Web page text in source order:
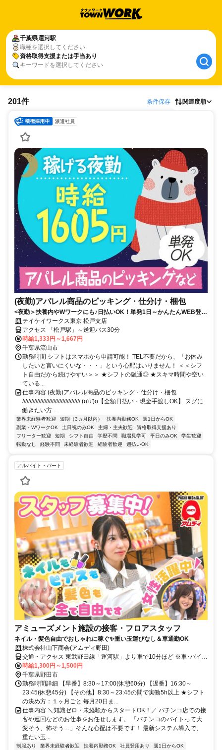
千葉県運河駅
職種を選択してください
資格取得支援または手当あり
キーワードを選択してください
201件 条件保存 関連度順
派遣社員
(夜勤)アパレル商品のピッキング・仕分け・梱包
<夜勤＞扶養内やWワークにも♪日払いOK！単発1日～かんたんWEB登録
で好きな時に働ける！
テイケイワークス東京 松戸支店
アクセス 「松戸駅」～送迎バス30分
時給1,333円～1,667円
千葉県流山市
勤務時間 シフトはスマホから申請可能！ TEL不要だから、「お休み
したいと言いにくいな・・・」という心配はいりません！ ＜＜シフ
ト自由だから続けやすい＞＞ ★シフトの融通◎ ★スキマ時間や空い
ている...
仕事内容 (夜勤)アパレル商品のピッキング・仕分け・梱包
/////////////////////////////////////// (σ'u')σ【全額日払い・現金手渡しOK】 スグに
働きたい方...
業界未経験者歓迎 短期（3ヵ月以内） 扶養内勤務OK
週1日からOK
副業・WワークOK
土日祝のみOK 主婦・主夫歓迎
資格取得支援あり
フリーター歓迎
短期 シフト自由 学歴不問 職場見学可 平日のみOK
学生歓迎
転勤なし
経験不問 未経験者歓迎 経験者歓迎 週払いOK
アルバイト・パート
アミューズメント施設の接客・フロアスタッフ
ネイル・髪色自由でおしゃれに稼ぐ✨重い玉運びなし＆車通勤OK
株式会社山下商会(アムディ野田)
交通・アクセス 東武野田線「運河駅」より車で10分ほど ※車･バイク
通勤OK
時給1,300円～1,500円
千葉県野田市
勤務時間詳細 【早番】8:30～17:00(休憩60分) 【遅番】16:30～
23:45(休憩45分) 【その他】8:30～23:45の間で実働5h以上 ★シフト
の決め方：１ヶ月ごと 毎月20日ま...
仕事内容 ＼知識ゼロ・未経験からスタートOK！／ パチンコ店での接
客や巡回などのお仕事をお任せします。 「パチンコのバイトって大
変そう、怖そう…」そんな心配は不要です！ 最新システム導入で、
重たい玉...
制服あり 業界未経験者歓迎 扶養内勤務OK 社員登用あり
週1日からOK